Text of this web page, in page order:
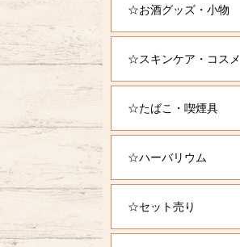
☆お酒グッズ・小物
☆スキンケア・コスメ
☆たばこ・喫煙具
☆ハーバリウム
☆セット売り